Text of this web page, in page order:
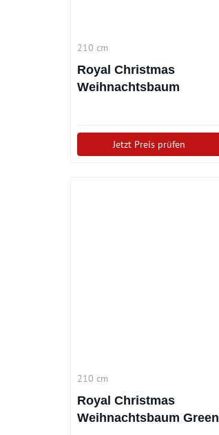
210 cm
Royal Christmas
Weihnachtsbaum
Jetzt Preis prüfen
210 cm
Royal Christmas
Weihnachtsbaum Green